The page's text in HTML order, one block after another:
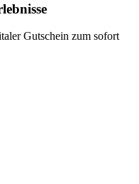
Gutschein zum sofort